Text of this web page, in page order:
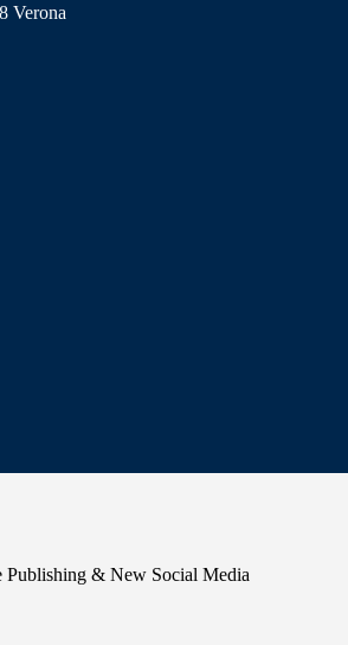
Verona
Publishing & New Social Media